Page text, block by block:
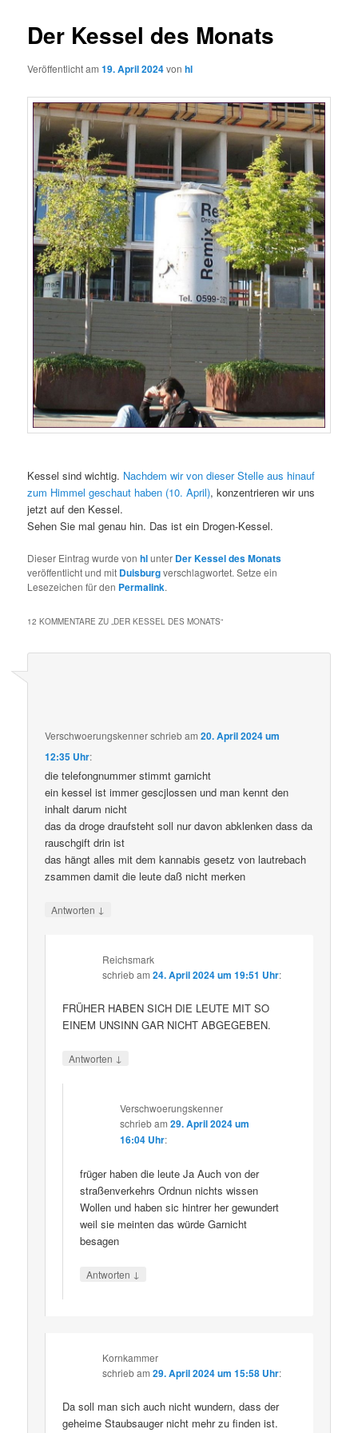
Der Kessel des Monats
Veröffentlicht am19. April 2024vonhl
Kessel sind wichtig. Nachdem wir von dieser Stelle aus hinauf
zum Himmel geschaut haben (10. April), konzentrieren wir uns
jetzt auf den Kessel.
Sehen Sie mal genau hin. Das ist ein Drogen-Kessel.
Dieser Eintrag wurde vonhlunter Der Kessel des Monats
veröffentlicht und mit Duisburgverschlagwortet. Setze ein
Lesezeichen für den Permalink.
12 KOMMENTARE ZU „DER KESSEL DES MONATS“
Verschwoerungskennerschriebam20. April 2024 um
12:35 Uhr:
die telefongnummer stimmt garnicht
ein kessel ist immer gescjlossen und man kennt den
inhalt darum nicht
das da droge draufsteht soll nur davon abklenken dass da
rauschgift drin ist
das hängt alles mit dem kannabis gesetz von lautrebach
zsammen damit die leute daß nicht merken
Antworten ↓
Reichsmark
schriebam24. April 2024 um 19:51 Uhr:
FRÜHER HABEN SICH DIE LEUTE MIT SO
EINEM UNSINN GAR NICHT ABGEGEBEN.
Antworten ↓
Verschwoerungskenner
schriebam29. April 2024 um
16:04 Uhr:
früger haben die leute Ja Auch von der
straßenverkehrs Ordnun nichts wissen
Wollen und haben sic hintrer her gewundert
weil sie meinten das würde Garnicht
besagen
Antworten ↓
Kornkammer
schriebam29. April 2024 um 15:58 Uhr:
Da soll man sich auch nicht wundern, dass der
geheime Staubsauger nicht mehr zu finden ist.